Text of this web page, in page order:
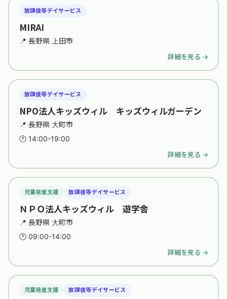
放課後等デイサービス
MIRAI
📍 長野県 上田市
詳細を見る →
放課後等デイサービス
NPO法人キッズウィル キッズウィルガーデン
📍 長野県 大町市
🕐 14:00-19:00
詳細を見る →
児童発達支援 放課後等デイサービス
ＮＰＯ法人キッズウィル 遊学舎
📍 長野県 大町市
🕐 09:00-14:00
詳細を見る →
児童発達支援 放課後等デイサービス